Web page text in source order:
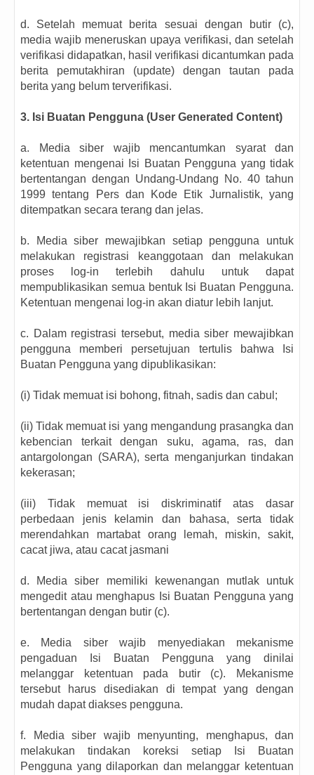
d. Setelah memuat berita sesuai dengan butir (c),
media wajib meneruskan upaya verifikasi, dan setelah
verifikasi didapatkan, hasil verifikasi dicantumkan pada
berita pemutakhiran (update) dengan tautan pada
berita yang belum terverifikasi.
3. Isi Buatan Pengguna (User Generated Content)
a. Media siber wajib mencantumkan syarat dan
ketentuan mengenai Isi Buatan Pengguna yang tidak
bertentangan dengan Undang-Undang No. 40 tahun
1999 tentang Pers dan Kode Etik Jurnalistik, yang
ditempatkan secara terang dan jelas.
b. Media siber mewajibkan setiap pengguna untuk
melakukan registrasi keanggotaan dan melakukan
proses log-in terlebih dahulu untuk dapat
mempublikasikan semua bentuk Isi Buatan Pengguna.
Ketentuan mengenai log-in akan diatur lebih lanjut.
c. Dalam registrasi tersebut, media siber mewajibkan
pengguna memberi persetujuan tertulis bahwa Isi
Buatan Pengguna yang dipublikasikan:
(i) Tidak memuat isi bohong, fitnah, sadis dan cabul;
(ii) Tidak memuat isi yang mengandung prasangka dan
kebencian terkait dengan suku, agama, ras, dan
antargolongan (SARA), serta menganjurkan tindakan
kekerasan;
(iii) Tidak memuat isi diskriminatif atas dasar
perbedaan jenis kelamin dan bahasa, serta tidak
merendahkan martabat orang lemah, miskin, sakit,
cacat jiwa, atau cacat jasmani
d. Media siber memiliki kewenangan mutlak untuk
mengedit atau menghapus Isi Buatan Pengguna yang
bertentangan dengan butir (c).
e. Media siber wajib menyediakan mekanisme
pengaduan Isi Buatan Pengguna yang dinilai
melanggar ketentuan pada butir (c). Mekanisme
tersebut harus disediakan di tempat yang dengan
mudah dapat diakses pengguna.
f. Media siber wajib menyunting, menghapus, dan
melakukan tindakan koreksi setiap Isi Buatan
Pengguna yang dilaporkan dan melanggar ketentuan